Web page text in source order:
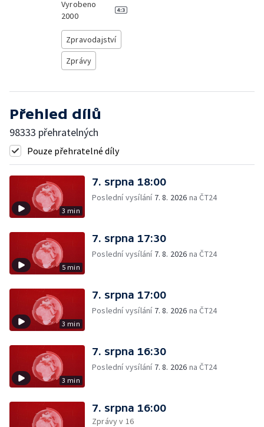
Vyrobeno
2000
Zpravodajství
Zprávy
Přehled dílů
98333 přehratelných
Pouze přehratelné díly
3 min
7. srpna 18:00
Poslední vysílání 7. 8. 2026 na ČT24
5 min
7. srpna 17:30
Poslední vysílání 7. 8. 2026 na ČT24
3 min
7. srpna 17:00
Poslední vysílání 7. 8. 2026 na ČT24
3 min
7. srpna 16:30
Poslední vysílání 7. 8. 2026 na ČT24
7. srpna 16:00
Zprávy v 16